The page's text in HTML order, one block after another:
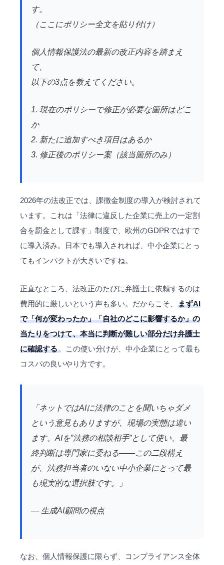
す。
（ここにポリシー全文を貼り付け）
個人情報保護法の最新の改正内容を踏まえ
て、
以下の3点を教えてください。
1. 現在のポリシーで修正が必要な箇所はどこ
か
2. 新たに追加すべき項目はあるか
3. 修正後のポリシー案（該当箇所のみ）
2026年の法改正では、課徴金制度の導入が検討されて
います。これは「法律に違反した企業に売上の一定割
合を罰金として課す」制度で、欧州のGDPRではすで
に導入済み。日本でも導入されれば、中小企業にとっ
てもインパクトが大きいですね。
正直なところ、法改正のたびに弁護士に依頼するのは
費用的に厳しいという声も多い。だからこそ、 まずAI
で「何が変わったか」「自社のどこに影響するか」の
当たりをつけて、本当に判断が難しい部分だけ弁護士
に確認する。この使い分けが、中小企業にとって最も
コスパの良いやり方です。
「ネットではAIに法律のことを聞いちゃダメ
という意見もありますが、現場の実態は違い
ます。AIを”法務の相談相手”として使い、最
終判断は専門家に委ねる——この二段構え
が、法務担当者のいない中小企業にとって最
も現実的な選択肢です。」
— 生成AI顧問の視点
なお、個人情報保護に限らず、コンプライアンス全体